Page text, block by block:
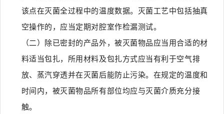
该点在灭菌全过程中的温度数据。灭菌工艺中包括抽真
空操作的，应当定期对腔室作检漏测试。
（二）除已密封的产品外，被灭菌物品应当用合适的材
料适当包扎，所用材料及包扎方式应当有利于空气排
放、蒸汽穿透并在灭菌后能防止污染。在规定的温度和
时间内，被灭菌物品所有部位均应与灭菌介质充分接
触。